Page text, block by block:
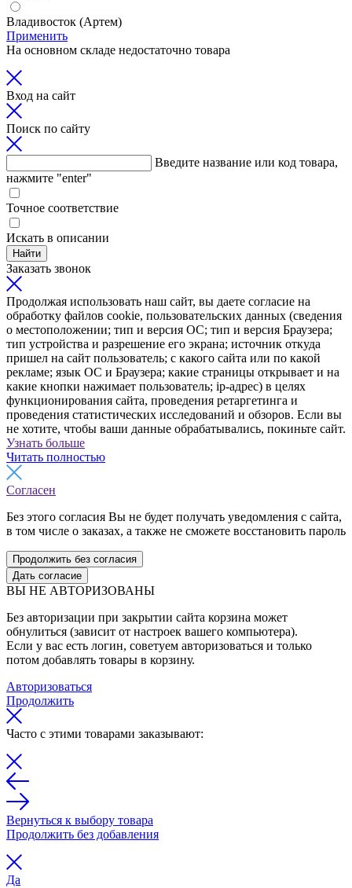
Владивосток (Артем)
Применить
На основном складе недостаточно товара
Вход на сайт
Поиск по сайту
Введите название или код товара,
нажмите "enter"
Точное соответствие
Искать в описании
Найти
Заказать звонок
Продолжая использовать наш сайт, вы даете согласие на
обработку файлов cookie, пользовательских данных (сведения
о местоположении; тип и версия ОС; тип и версия Браузера;
тип устройства и разрешение его экрана; источник откуда
пришел на сайт пользователь; с какого сайта или по какой
рекламе; язык ОС и Браузера; какие страницы открывает и на
какие кнопки нажимает пользователь; ip-адрес) в целях
функционирования сайта, проведения ретаргетинга и
проведения статистических исследований и обзоров. Если вы
не хотите, чтобы ваши данные обрабатывались, покиньте сайт.
Узнать больше
Читать полностью
Согласен
Без этого согласия Вы не будет получать уведомления с сайта,
в том числе о заказах, а также не сможете восстановить пароль
Продолжить без согласия
Дать согласие
ВЫ НЕ АВТОРИЗОВАНЫ
Без авторизации при закрытии сайта корзина может
обнулиться (зависит от настроек вашего компьютера).
Если у вас есть логин, советуем авторизоваться и только
потом добавлять товары в корзину.
Авторизоваться
Продолжить
Часто с этими товарами заказывают:
Вернуться к выбору товара
Продолжить без добавления
Да